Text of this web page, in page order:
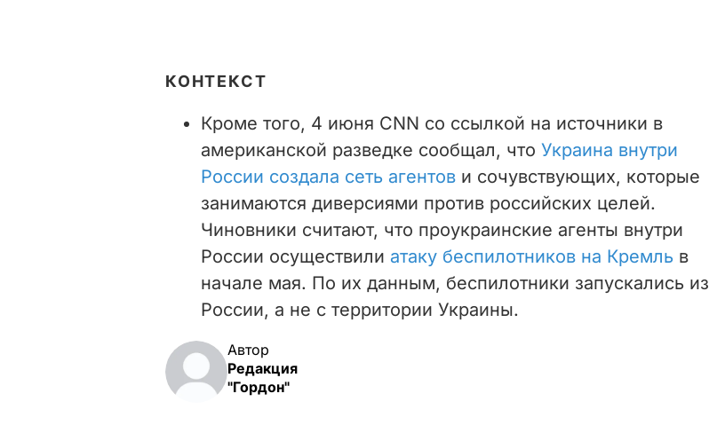
КОНТЕКСТ
Кроме того, 4 июня CNN со ссылкой на источники в
американской разведке сообщал, что Украина внутри
России создала сеть агентов и сочувствующих, которые
занимаются диверсиями против российских целей.
Чиновники считают, что проукраинские агенты внутри
России осуществили атаку беспилотников на Кремль в
начале мая. По их данным, беспилотники запускались из
России, а не с территории Украины.
Автор
Редакция
"Гордон"